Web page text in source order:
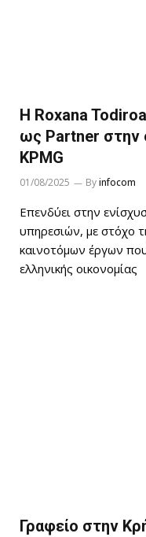
Η Roxana
ως Partner στην
KPMG
01/08/2025 Byinfocom
Επενδύει στην
υπηρεσιών, με στόχο
καινοτόμων έργων
ελληνικής οικονομίας
Γραφείο στην